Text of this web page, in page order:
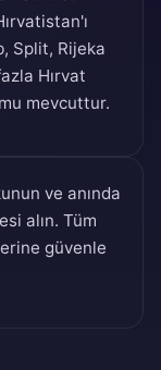
Split, Rijeka
Hırvat
mevcuttur.
ve anında
alın. Tüm
güvenle